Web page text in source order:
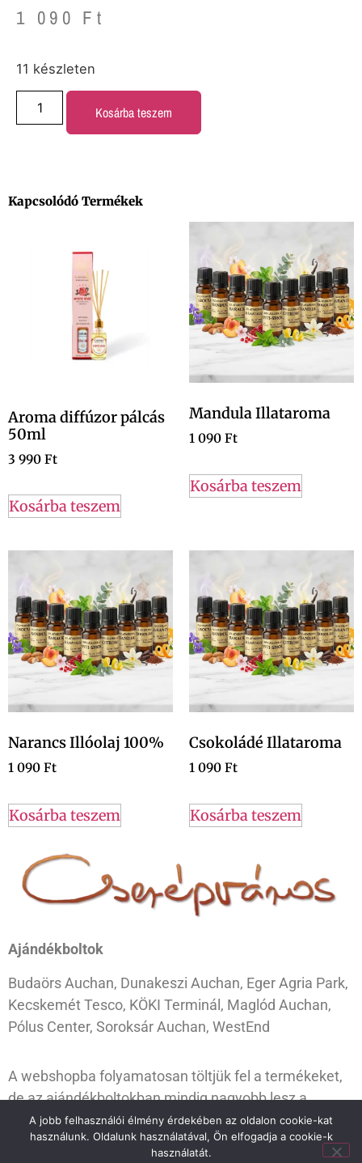
1 090 Ft
11 készleten
Kosárba teszem
Kapcsolódó Termékek
Aroma diffúzor pálcás
50ml
3 990 Ft
Kosárba teszem
Mandula Illataroma
1 090 Ft
Kosárba teszem
Narancs Illóolaj 100%
1 090 Ft
Kosárba teszem
Csokoládé Illataroma
1 090 Ft
Kosárba teszem
Ajándékboltok
Budaörs Auchan, Dunakeszi Auchan, Eger Agria Park,
Kecskemét Tesco, KÖKI Terminál, Maglód Auchan,
Pólus Center, Soroksár Auchan, WestEnd
A webshopba folyamatosan töltjük fel a termékeket,
de az ajándékboltokban mindig nagyobb lesz a
választék. Ugorj be hozzánk, és válogass kedvedre!
A jobb felhasználói élmény érdekében az oldalon cookie-kat
használunk. Oldalunk használatával, Ön elfogadja a cookie-k
használatát.